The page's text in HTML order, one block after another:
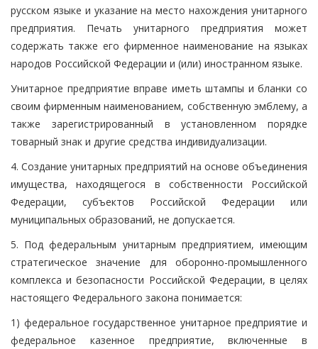
русском языке и указание на место нахождения унитарного
предприятия. Печать унитарного предприятия может
содержать также его фирменное наименование на языках
народов Российской Федерации и (или) иностранном языке.
Унитарное предприятие вправе иметь штампы и бланки со
своим фирменным наименованием, собственную эмблему, а
также зарегистрированный в установленном порядке
товарный знак и другие средства индивидуализации.
4. Создание унитарных предприятий на основе объединения
имущества, находящегося в собственности Российской
Федерации, субъектов Российской Федерации или
муниципальных образований, не допускается.
5. Под федеральным унитарным предприятием, имеющим
стратегическое значение для оборонно-промышленного
комплекса и безопасности Российской Федерации, в целях
настоящего Федерального закона понимается:
1) федеральное государственное унитарное предприятие и
федеральное казенное предприятие, включенные в